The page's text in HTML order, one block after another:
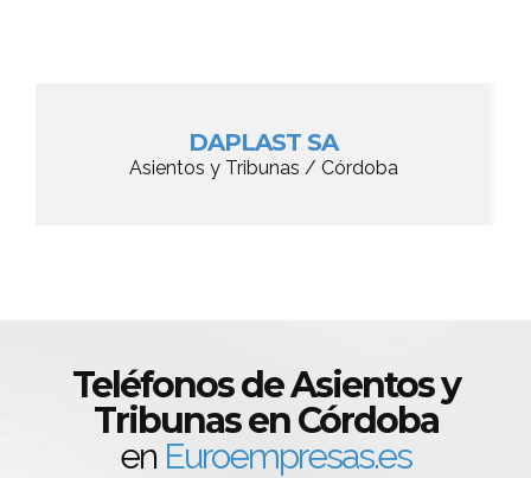
DAPLAST SA
Asientos y Tribunas / Córdoba
Teléfonos de Asientos y
Tribunas en Córdoba
en Euroempresas.es